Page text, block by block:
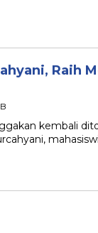
Raih
kembali